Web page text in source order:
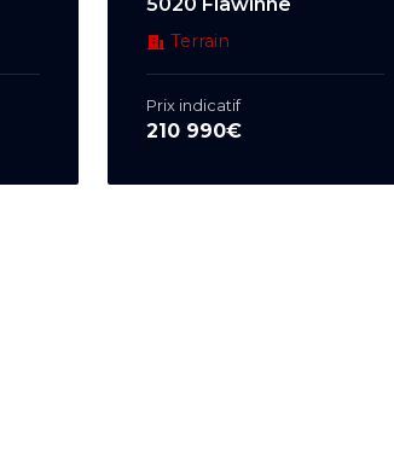
Terrain
Prix indicatif
210 990€